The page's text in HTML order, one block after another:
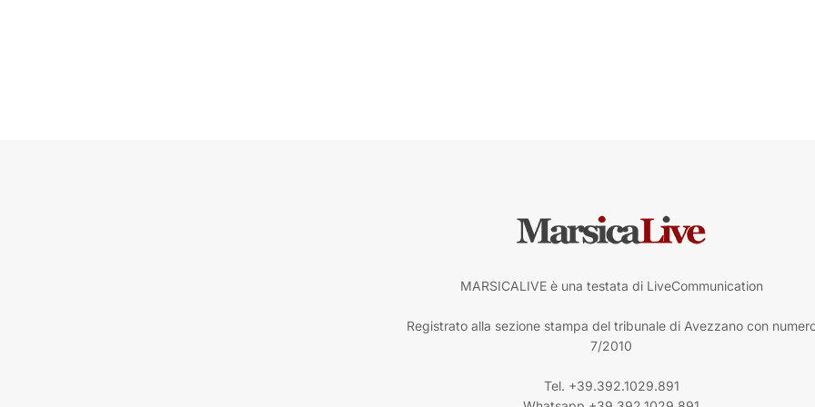
MARSICALIVE è una testata di LiveCommunication
Registrato alla sezione stampa del tribunale di Avezzano con
7/2010
Tel. +39.392.1029.891